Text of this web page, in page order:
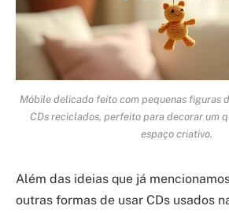
Móbile delicado feito com pequenas figuras
CDs reciclados, perfeito para decorar um
espaço criativo.
Além das ideias que já
outras formas de usar CDs usados